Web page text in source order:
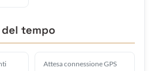
tempo
Attesa connessione GPS